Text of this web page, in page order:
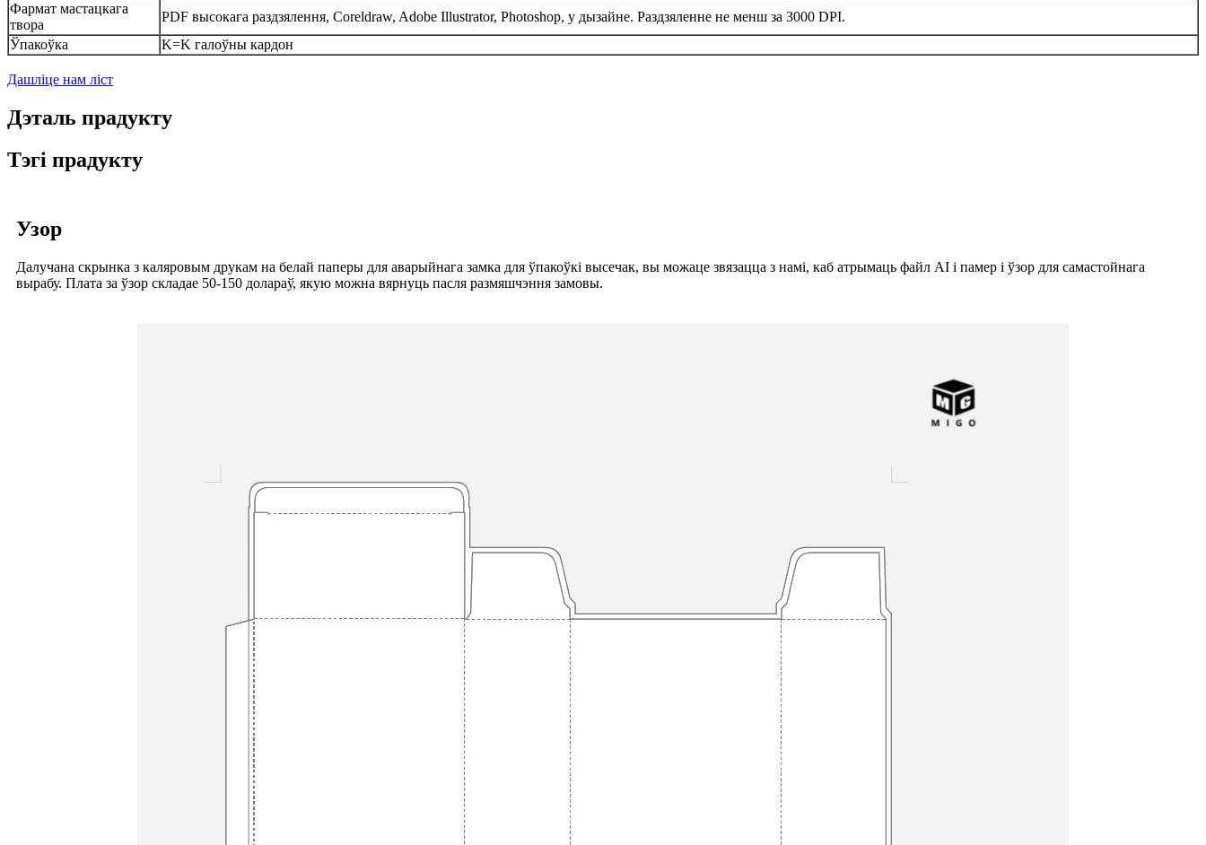
Фармат мастацкага
твора
PDF высокага раздзялення, Coreldraw, Adobe Illustrator, Photoshop, у дызайне. Раздзяленне не менш за 3000 DPI.
Ўпакоўка
K=K галоўны кардон
Дашліце нам ліст
Дэталь прадукту
Тэгі прадукту
Узор
Далучана скрынка з каляровым друкам на белай паперы для аварыйнага замка для ўпакоўкі высечак, вы можаце звязацца з намі, каб атрымаць файл AI і памер і ўзор для самастойнага
вырабу. Плата за ўзор складае 50-150 долараў, якую можна вярнуць пасля размяшчэння замовы.